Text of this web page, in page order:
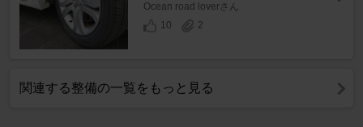
Ocean road loverさん
10
2
関連する整備の一覧をもっと見る